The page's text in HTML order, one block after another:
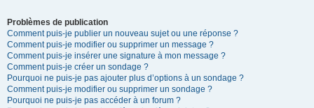
Problèmes de publication
Comment puis-je publier un nouveau sujet ou une réponse ?
Comment puis-je modifier ou supprimer un message ?
Comment puis-je insérer une signature à mon message ?
Comment puis-je créer un sondage ?
Pourquoi ne puis-je pas ajouter plus d’options à un sondage ?
Comment puis-je modifier ou supprimer un sondage ?
Pourquoi ne puis-je pas accéder à un forum ?